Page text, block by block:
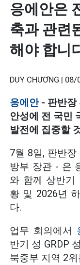
응에안은
축과 관련
해야 합니
DUY CHƯƠNG | 08/
응에안- 판반장
안성에 전 국민
발전에 집중할
7월 8일, 판반
방부 장관 - 은
와 함께 상반기
황 및 2026년
다.
업무 회의에서
반기 성 GRDP
북중부 지역 2